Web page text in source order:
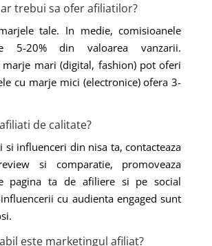
trebui sa ofer afiliatilor?
tale. In medie, comisioanele
5-20% din valoarea vanzarii.
marje mari (digital, fashion) pot oferi
cu marje mici (electronice) ofera 3-
de calitate?
si influenceri din nisa ta, contacteaza
si comparatie, promoveaza
pagina ta de afiliere si pe social
cu audienta engaged sunt
este marketingul afiliat?